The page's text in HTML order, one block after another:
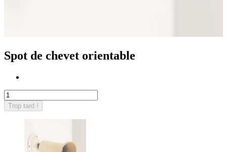
Spot de chevet orientable
Trop tard !